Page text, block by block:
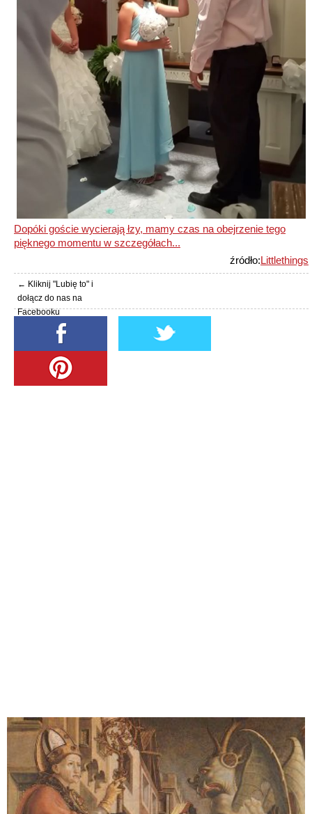
Dopóki goście wycierają łzy, mamy czas na obejrzenie tego
pięknego momentu w szczegółach...
źródło:Littlethings
← Kliknij "Lubię to" i
dołącz do nas na
Facebooku